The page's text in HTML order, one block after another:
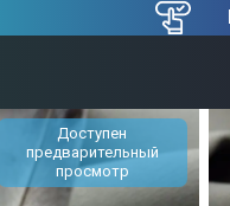
Доступен
предварительный
просмотр